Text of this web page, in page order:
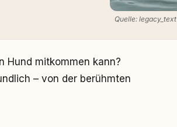
Quelle: legacy_text
Hund mitkommen kann?
– von der berühmten